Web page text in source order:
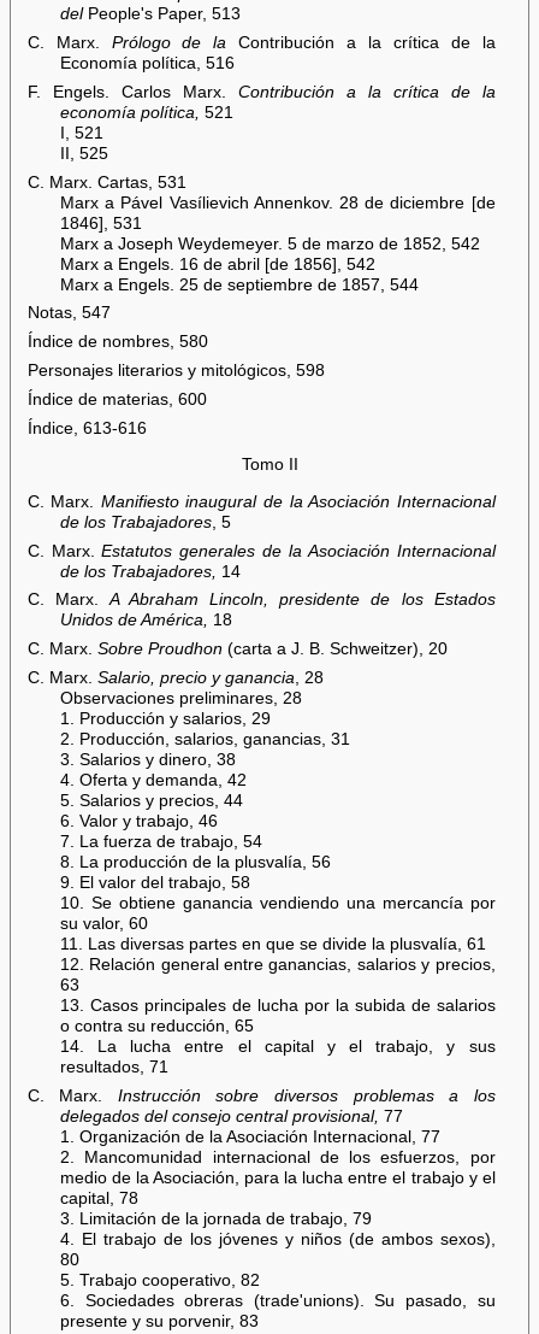
delPeople's Paper, 513
C. Marx. Prólogo de la Contribución a la crítica de la
Economía política, 516
F. Engels. Carlos Marx. Contribución a la crítica de la
economía política, 521
I, 521
II, 525
C. Marx. Cartas, 531
Marx a Pável Vasílievich Annenkov. 28 de diciembre [de
1846], 531
Marx a Joseph Weydemeyer. 5 de marzo de 1852, 542
Marx a Engels. 16 de abril [de 1856], 542
Marx a Engels. 25 de septiembre de 1857, 544
Notas, 547
Índice de nombres, 580
Personajes literarios y mitológicos, 598
Índice de materias, 600
Índice, 613-616
Tomo II
C. Marx. Manifiesto inaugural de la Asociación Internacional
de los Trabajadores, 5
C. Marx.Estatutos generales de la Asociación Internacional
de los Trabajadores, 14
C. Marx.A Abraham Lincoln, presidente de los Estados
Unidos de América, 18
C. Marx. Sobre Proudhon(carta a J. B. Schweitzer), 20
C. Marx. Salario, precio y ganancia , 28
Observaciones preliminares, 28
1. Producción y salarios, 29
2. Producción, salarios, ganancias, 31
3. Salarios y dinero, 38
4. Oferta y demanda, 42
5. Salarios y precios, 44
6. Valor y trabajo, 46
7. La fuerza de trabajo, 54
8. La producción de la plusvalía, 56
9. El valor del trabajo, 58
10. Se obtiene ganancia vendiendo una mercancía por
su valor, 60
11. Las diversas partes en que se divide la plusvalía, 61
12. Relación general entre ganancias, salarios y precios,
63
13. Casos principales de lucha por la subida de salarios
o contra su reducción, 65
14. La lucha entre el capital y el trabajo, y sus
resultados, 71
C. Marx. Instrucción sobre diversos problemas a los
delegados del consejo central provisional, 77
1. Organización de la Asociación Internacional, 77
2. Mancomunidad internacional de los esfuerzos, por
medio de la Asociación, para la lucha entre el trabajo y el
capital, 78
3. Limitación de la jornada de trabajo, 79
4. El trabajo de los jóvenes y niños (de ambos sexos),
80
5. Trabajo cooperativo, 82
6. Sociedades obreras (trade'unions). Su pasado, su
presente y su porvenir, 83